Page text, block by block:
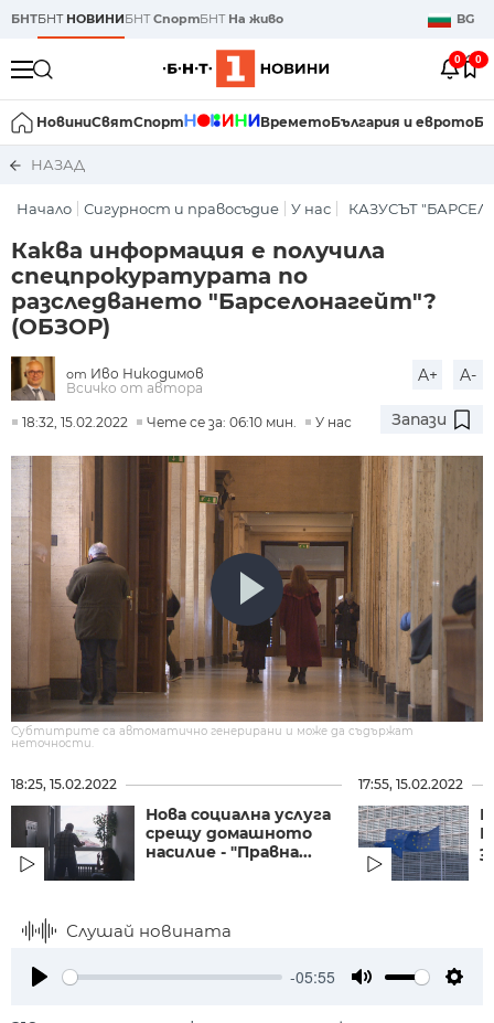
БНТБНТ НОВИНИБНТСпортБНТ На живо BG
0 0
НовиниСвятСпорт ВреметоБългария и еврото
НАЗАД
Начало Сигурност и правосъдие У нас КАЗУСЪТ
Каква информация е получила
спецпрокуратурата по
разследването "Барселонагейт"?
(ОБЗОР)
от Иво Никодимов
Всичко от автора
A+ A-
18:32, 15.02.2022 Чете се за: 06:10 мин. У нас Запази
Субтитрите са автоматично генерирани и може да съдържат
неточности.
18:25, 15.02.2022
Нова социална услуга
срещу домашното
насилие - "Правна...
17:55, 15.02.2022
Слушай новината
-05:55